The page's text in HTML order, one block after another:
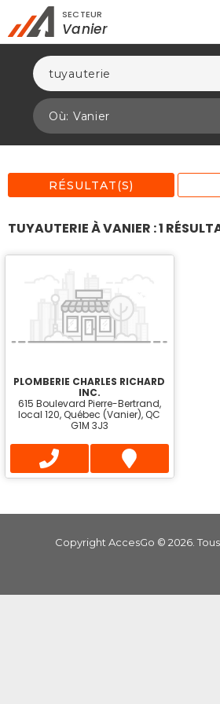
Rechercher à proximité -
Services
SECTEUR
Vanier
Où: Vanier
RÉSULTAT(S)
TUYAUTERIE À VANIER : 1
PLOMBERIE CHARLES RICHARD
INC.
615 Boulevard Pierre-Bertrand,
local 120, Québec (Vanier), QC
G1M 3J3
Copyright AccesGo © 2026.